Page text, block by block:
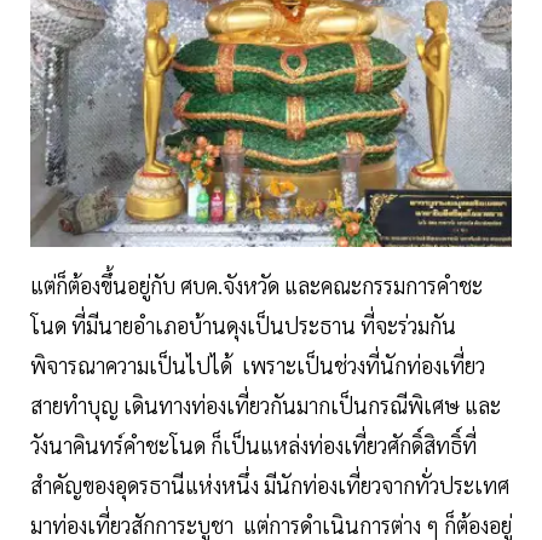
แต่ก็ต้องขึ้นอยู่กับ ศบค.จังหวัด และคณะกรรมการคำชะ
โนด ที่มีนายอำเภอบ้านดุงเป็นประธาน ที่จะร่วมกัน
พิจารณาความเป็นไปได้ เพราะเป็นช่วงที่นักท่องเที่ยว
สายทำบุญ เดินทางท่องเที่ยวกันมากเป็นกรณีพิเศษ และ
วังนาคินทร์คำชะโนด ก็เป็นแหล่งท่องเที่ยวศักดิ์สิทธิ์ที่
สำคัญของอุดรธานีแห่งหนึ่ง มีนักท่องเที่ยวจากทั่วประเทศ
มาท่องเที่ยวสักการะบูชา แต่การดำเนินการต่าง ๆ ก็ต้องอยู่